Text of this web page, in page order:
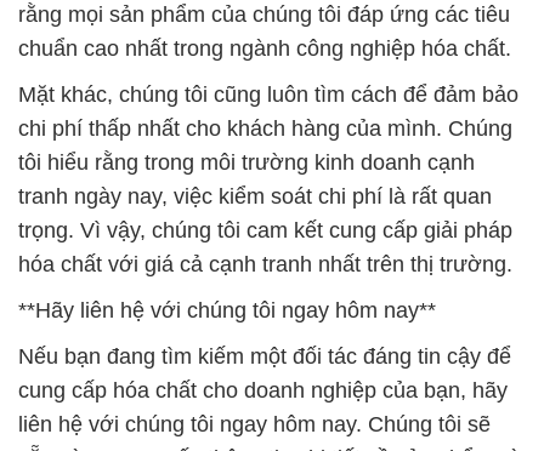
rằng mọi sản phẩm của chúng tôi đáp ứng các tiêu
chuẩn cao nhất trong ngành công nghiệp hóa chất.
Mặt khác, chúng tôi cũng luôn tìm cách để đảm bảo
chi phí thấp nhất cho khách hàng của mình. Chúng
tôi hiểu rằng trong môi trường kinh doanh cạnh
tranh ngày nay, việc kiểm soát chi phí là rất quan
trọng. Vì vậy, chúng tôi cam kết cung cấp giải pháp
hóa chất với giá cả cạnh tranh nhất trên thị trường.
**Hãy liên hệ với chúng tôi ngay hôm nay**
Nếu bạn đang tìm kiếm một đối tác đáng tin cậy để
cung cấp hóa chất cho doanh nghiệp của bạn, hãy
liên hệ với chúng tôi ngay hôm nay. Chúng tôi sẽ